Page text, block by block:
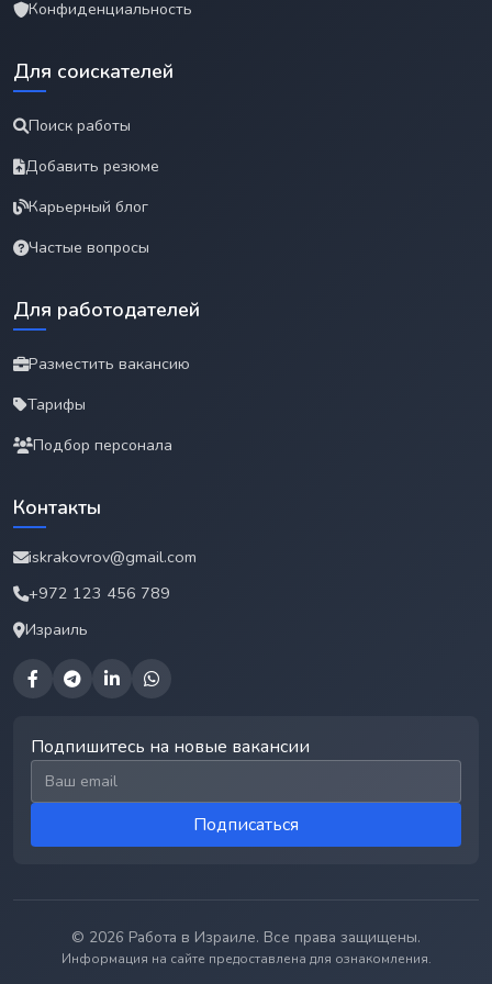
Конфиденциальность
Для соискателей
Поиск работы
Добавить резюме
Карьерный блог
Частые вопросы
Для работодателей
Разместить вакансию
Тарифы
Подбор персонала
Контакты
iskrakovrov@gmail.com
+972 123 456 789
Израиль
Подпишитесь на новые вакансии
Email для подписки
Подписаться
© 2026 Работа в Израиле. Все права защищены.
Информация на сайте предоставлена для ознакомления.